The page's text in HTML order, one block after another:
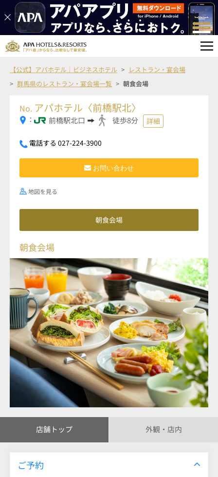
【公式】アパホテル｜ビジネスホテル
レストラン・宴会場
群馬県のレストラン・宴会場一覧
朝食会場
No. アパホテル〈前橋駅北〉
： 前橋駅北口 徒歩8分 詳細
電話する 027-224-3900
お問い合わせ
地図を見る
朝食会場
朝食会場
店舗トップ 外観・店内
ご予約